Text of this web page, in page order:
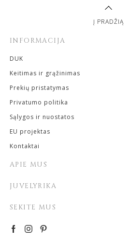
INFORMACIJA
DUK
Keitimas ir grąžinimas
Prekių pristatymas
Privatumo politika
Sąlygos ir nuostatos
EU projektas
Kontaktai
APIE MUS
JUVELYRIKA
SEKITE MUS
Į PRADŽIĄ